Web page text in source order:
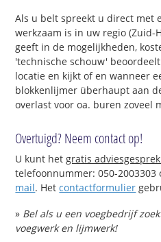
Als u belt spreekt u direct met
werkzaam is in uw regio (Zuid-
geeft in de mogelijkheden,
'technische schouw'
locatie en kijkt of en wanneer
blokkenlijmer überhaupt aan
overlast voor oa. buren zoveel
Overtuigd? Neem contact op!
U kunt hetgratis
telefoonnummer: 050-
mail. Hetcontactformulier
» Bel als u een voegbedrijf
voegwerk en lijmwerk!